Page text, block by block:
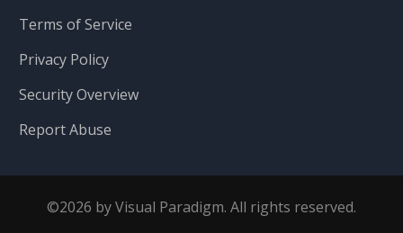
Terms of Service
Privacy Policy
Security Overview
Report Abuse
©2026 by Visual Paradigm. All rights reserved.